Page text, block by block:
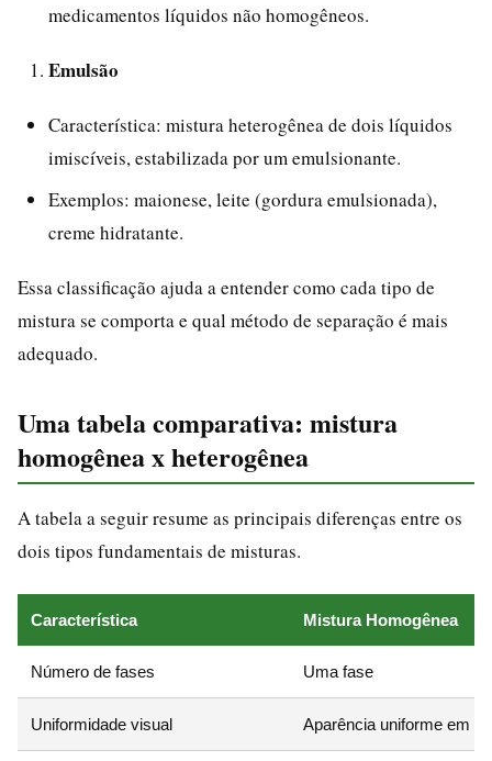
medicamentos líquidos não homogêneos.
Emulsão
Característica: mistura heterogênea de dois líquidos
imiscíveis, estabilizada por um emulsionante.
Exemplos: maionese, leite (gordura emulsionada),
creme hidratante.
Essa classificação ajuda a entender como cada tipo de
mistura se comporta e qual método de separação é mais
adequado.
Uma tabela comparativa: mistura
homogênea x heterogênea
A tabela a seguir resume as principais diferenças entre os
dois tipos fundamentais de misturas.
Característica Mistura Homogênea
Número de fases Uma fase
Uniformidade visual Aparência uniforme em